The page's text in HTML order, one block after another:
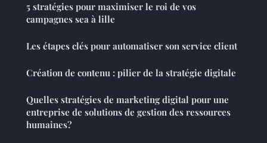
5 stratégies pour maximiser le roi de vos
campagnes sea à lille
Les étapes clés pour automatiser son service client
Création de contenu : pilier de la stratégie digitale
Quelles stratégies de marketing digital pour une
entreprise de solutions de gestion des ressources
humaines?